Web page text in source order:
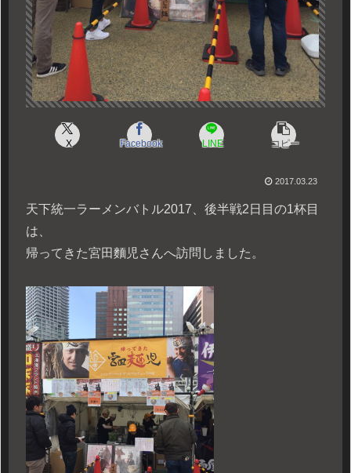
X Facebook LINE コピー
2017.03.23
天下統一ラーメンバトル2017、後半戦2日目の1杯目
は、
帰ってきた宮田麵児さんへ訪問しました。